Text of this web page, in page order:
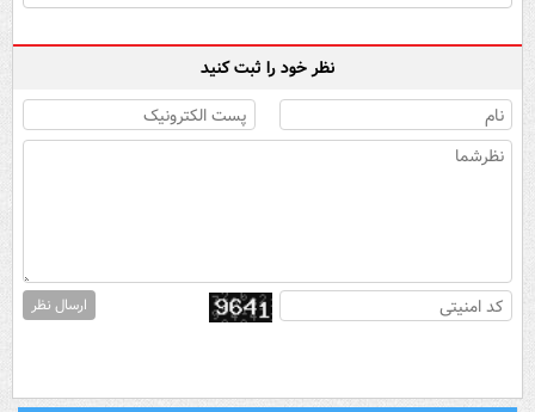
نظر خود را ثبت کنید
ارسال نظر